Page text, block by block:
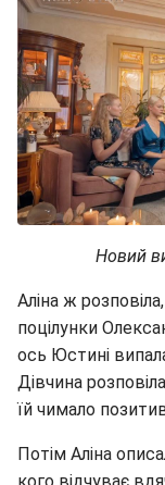
Новий
Аліна ж
поцілунки
ось Юстині
Дівчина
їй чимало
Потім Аліна